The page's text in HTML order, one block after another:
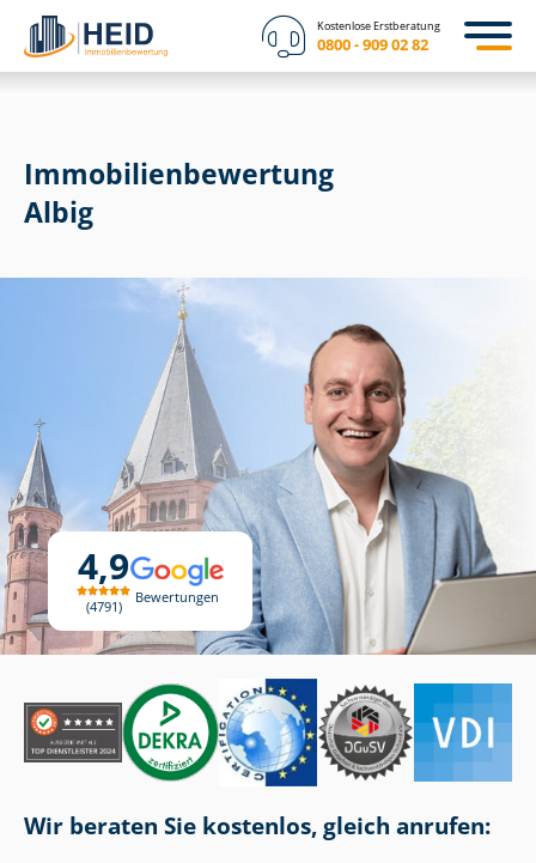
Kostenlose Erstberatung
0800 - 909 02 82
4,9
4791
Bewertungen
Immobilien­bewertung
Albig
Wir beraten Sie kostenlos, gleich anrufen: